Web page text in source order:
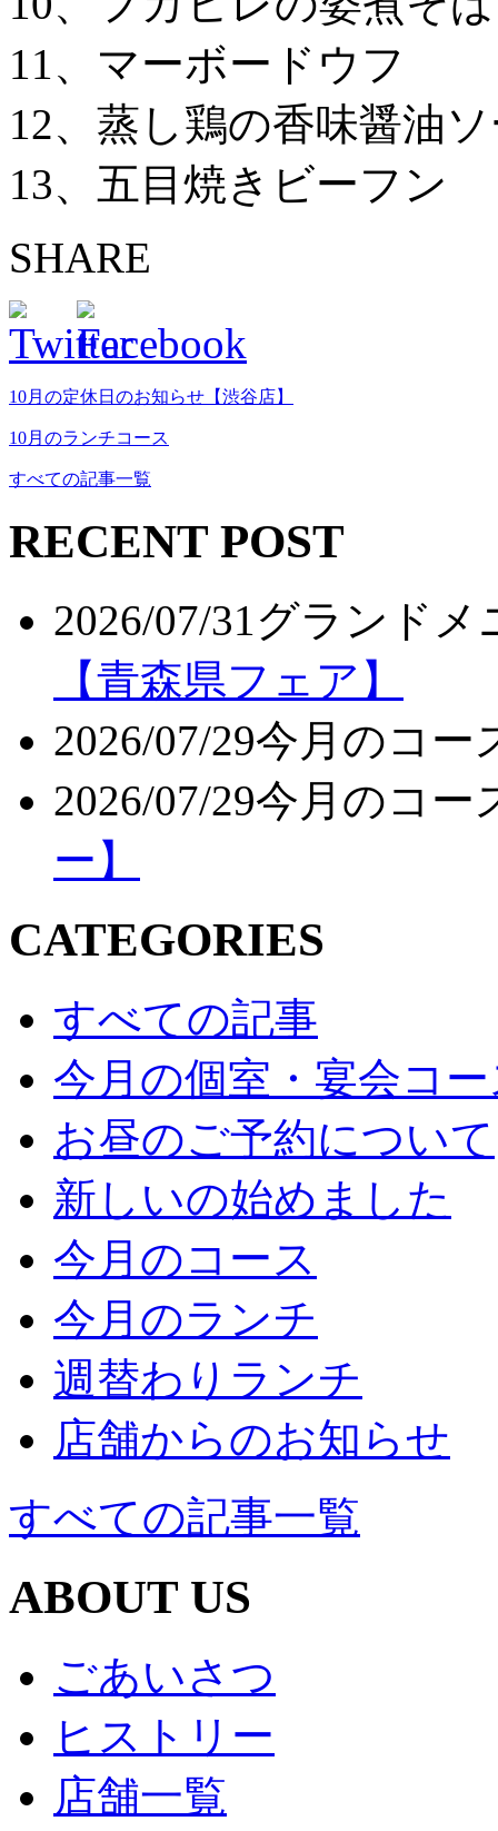
11、マーボードウフ
12、蒸し鶏の香味醤油
13、五目焼きビーフン
SHARE
10月の定休日のお知らせ【渋谷店】
10月のランチコース
すべての記事一覧
RECENT POST
2026/07/31 グランドメ
【青森県フェア】
2026/07/29今月のコー
2026/07/29今月のコー
ー】
CATEGORIES
すべての記事
今月の個室・宴会コ
お昼のご予約について
新しいの始めました
今月のコース
今月のランチ
週替わりランチ
店舗からのお知らせ
すべての記事一覧
ABOUT US
ごあいさつ
ヒストリー
店舗一覧